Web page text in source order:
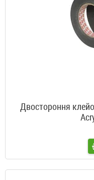
Двостороння